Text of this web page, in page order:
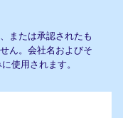
または承認されたも
ん。会社名およびそ
使用されます。